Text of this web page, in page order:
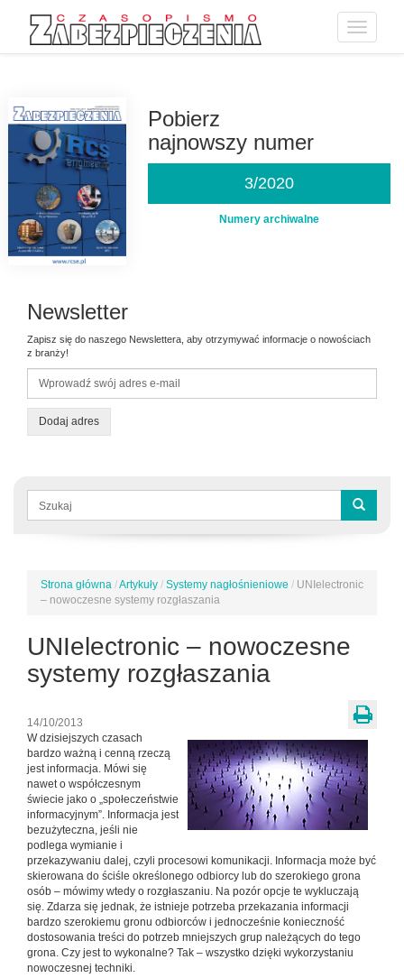
Toggle
Pobierz
najnowszy numer
3/2020
Numery archiwalne
Newsletter
Zapisz się do naszego Newslettera, aby otrzymywać informacje o nowościach
z branży!
Dodaj adres
Formularz
wyszukiwania
Jesteś
tutaj
Strona główna /Artykuły / Systemy nagłośnieniowe / UNIelectronic
– nowoczesne systemy rozgłaszania
UNIelectronic – nowoczesne
systemy rozgłaszania
14/10/2013
W dzisiejszych czasach
bardzo ważną i cenną rzeczą
jest informacja. Mówi się
nawet o współczesnym
świecie jako o „społeczeństwie
informacyjnym”. Informacja jest
bezużyteczna, jeśli nie
podlega wymianie i
przekazywaniu dalej, czyli procesowi komunikacji. Informacja może być
skierowana do ściśle określonego odbiorcy lub do szerokiego grona
osób – mówimy wtedy o rozgłaszaniu. Na pozór opcje te wykluczają
się. Zdarza się jednak, że istnieje potrzeba przekazania informacji
bardzo szerokiemu gronu odbiorców i jednocześnie konieczność
dostosowania treści do potrzeb mniejszych grup należących do tego
grona. Czy jest to wykonalne? Tak – wszystko dzięki wykorzystaniu
nowoczesnej techniki.